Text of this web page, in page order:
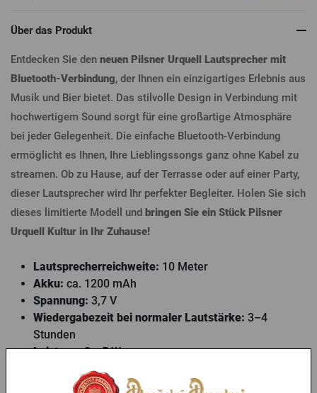
Über das Produkt
Entdecken Sie den neuen Pilsner Urquell Lautsprecher mit
Bluetooth-Verbindung, der Ihnen ein einzigartiges Erlebnis aus
Musik und Bier bietet. Das stilvolle Design in Verbindung mit
hochwertigem Sound sorgt für eine großartige Atmosphäre
bei jeder Gelegenheit. Die einfache Bluetooth-Verbindung
ermöglicht es Ihnen, Ihre Lieblingssongs ganz ohne Kabel zu
streamen. Ob zu Hause, auf der Terrasse oder auf einer Party,
dieser Lautsprecher wird Ihr perfekter Begleiter. Holen Sie sich
dieses limitierte Modell und bringen Sie ein Stück Pilsner
Urquell Kultur in Ihr Zuhause!
Lautsprecherreichweite: 10 Meter
Akku: ca. 1200 mAh
Spannung: 3,7 V
Wiedergabezeit bei normaler Lautstärke: 3–4
Stunden
Leistung:2 x 5 W
Stromversorgung:
Ladezeit:ca. 3–4 Stunden